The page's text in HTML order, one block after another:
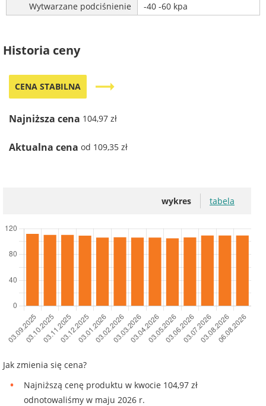
Wytwarzane podciśnienie -40 -60 kpa
Historia ceny
CENA STABILNA trending_flat
Najniższa cena 104,97 zł
Aktualna cena od 109,35 zł
wykres tabela
Jak zmienia się cena?
Najniższą cenę produktu w kwocie 104,97 zł
odnotowaliśmy w maju 2026 r.